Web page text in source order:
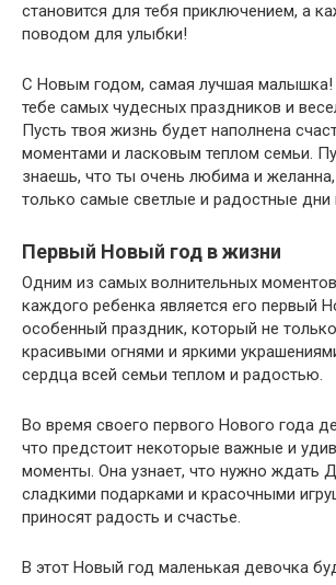
становится для тебя приключением, а
поводом для улыбки!
С Новым годом, самая лучшая малышка!
тебе самых чудесных праздников и
Пусть твоя жизнь будет наполнена
моментами и ласковым теплом семьи.
знаешь, что ты очень любима и
только самые светлые и радостные дни
Первый Новый год в жизни
Одним из самых волнительных
каждого ребенка является его первый
особенный праздник, который не
красивыми огнями и яркими
сердца всей семьи теплом и радостью.
Во время своего первого Нового года
что предстоит некоторые важные и
моменты. Она узнает, что нужно ждать
сладкими подарками и красочными
приносят радость и счастье.
В этот Новый год маленькая девочка